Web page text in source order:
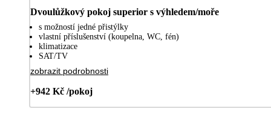
Dvoulůžkový pokoj superior s výhledem/moře
s možností jedné přistýlky
vlastní příslušenství (koupelna, WC, fén)
klimatizace
SAT/TV
zobrazit podrobnosti
+942 Kč /pokoj